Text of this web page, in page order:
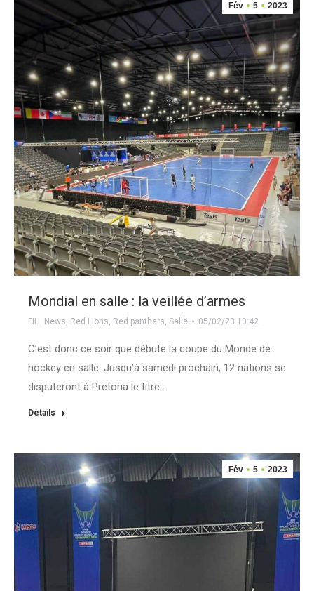
Fév 5 2023
Mondial en salle : la veillée d’armes
FIH , News, Red Lions, Red panthers, Salle 05/02/23 10:42
C’est donc ce soir que débute la coupe du Monde de
hockey en salle. Jusqu’à samedi prochain, 12 nations se
disputeront à Pretoria le titre…
Détails
Fév 5 2023